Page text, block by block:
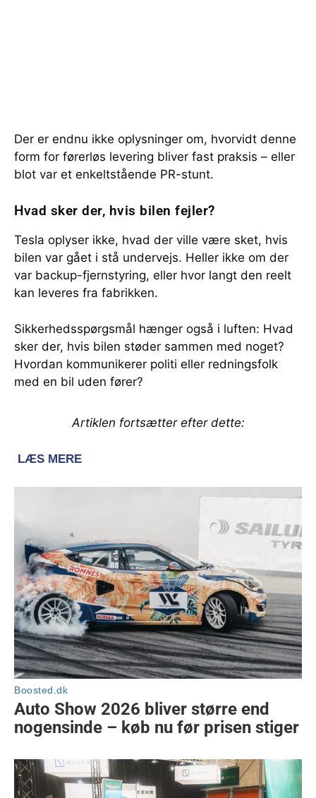
Der er endnu ikke oplysninger om, hvorvidt denne
form for førerløs levering bliver fast praksis – eller
blot var et enkeltstående PR-stunt.
Hvad sker der, hvis bilen fejler?
Tesla oplyser ikke, hvad der ville være sket, hvis
bilen var gået i stå undervejs. Heller ikke om der
var backup-fjernstyring, eller hvor langt den reelt
kan leveres fra fabrikken.
Sikkerhedsspørgsmål hænger også i luften: Hvad
sker der, hvis bilen støder sammen med noget?
Hvordan kommunikerer politi eller redningsfolk
med en bil uden fører?
Artiklen fortsætter efter dette: